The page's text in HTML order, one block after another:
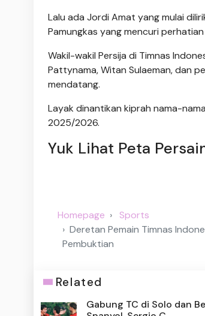
Lalu ada Jordi Amat yang mulai
Pamungkas yang mencuri
Wakil-wakil Persija di Timnas
Pattynama, Witan Sulaeman, dan
mendatang.
Layak dinantikan kiprah nama-
2025/2026.
Yuk Lihat Peta
Homepage
Sports
Deretan Pemain Timnas
Pembuktian
Related
Gabung TC di Solo dan